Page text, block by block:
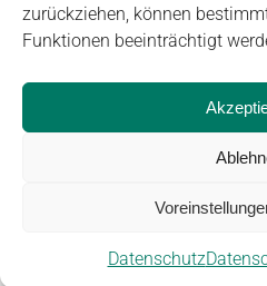
zurückziehen, können
Funktionen beeinträchtigt
Datenschutz
© Carus